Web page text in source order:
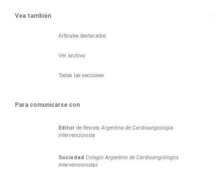
Vea también
Artículos destacados
Ver archivo
Todas las secciones
Para comunicarse con
Editor deRevista Argentina de Cardioangiología
intervencionista
Sociedad Colegio Argentino de Cardioangiólogos
Intervencionistas